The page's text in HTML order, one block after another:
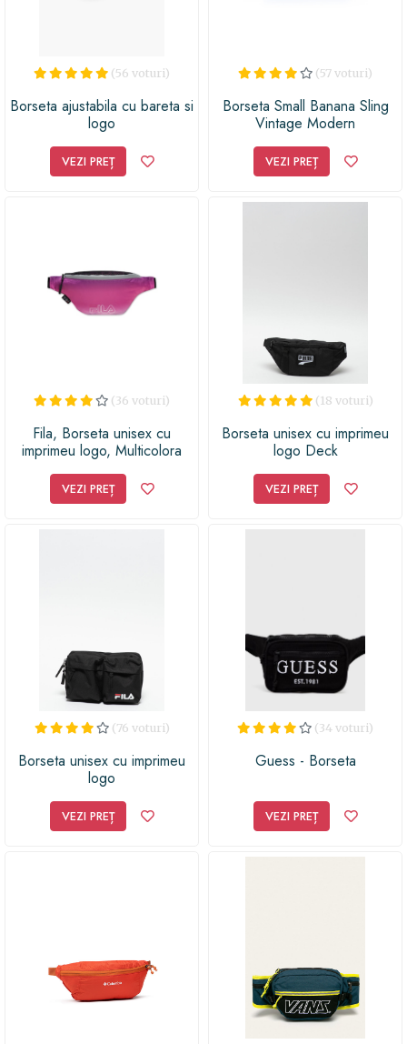
(56 voturi)
Borseta ajustabila cu bareta si
logo
VEZI PREȚ
(57 voturi)
Borseta Small Banana Sling
Vintage Modern
VEZI PREȚ
(36 voturi)
Fila, Borseta unisex cu
imprimeu logo, Multicolora
VEZI PREȚ
(18 voturi)
Borseta unisex cu imprimeu
logo Deck
VEZI PREȚ
(76 voturi)
Borseta unisex cu imprimeu
logo
VEZI PREȚ
(34 voturi)
Guess - Borseta
VEZI PREȚ